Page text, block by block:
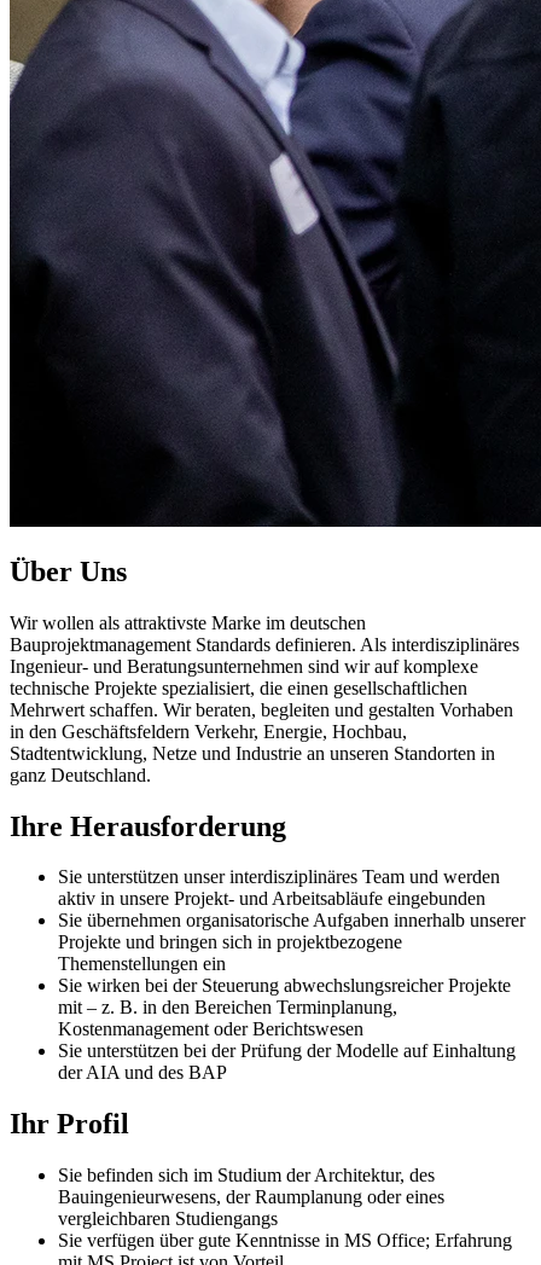
Über Uns
Wir wollen als attraktivste Marke im deutschen
Bauprojektmanagement Standards definieren. Als interdisziplinäres
Ingenieur- und Beratungsunternehmen sind wir auf komplexe
technische Projekte spezialisiert, die einen gesellschaftlichen
Mehrwert schaffen. Wir beraten, begleiten und gestalten Vorhaben
in den Geschäftsfeldern Verkehr, Energie, Hochbau,
Stadtentwicklung, Netze und Industrie an unseren Standorten in
ganz Deutschland.
Ihre Herausforderung
Sie unterstützen unser interdisziplinäres Team und werden
aktiv in unsere Projekt- und Arbeitsabläufe eingebunden
Sie übernehmen organisatorische Aufgaben innerhalb unserer
Projekte und bringen sich in projektbezogene
Themenstellungen ein
Sie wirken bei der Steuerung abwechslungsreicher Projekte
mit – z. B. in den Bereichen Terminplanung,
Kostenmanagement oder Berichtswesen
Sie unterstützen bei der Prüfung der Modelle auf Einhaltung
der AIA und des BAP
Ihr Profil
Sie befinden sich im Studium der Architektur, des
Bauingenieurwesens, der Raumplanung oder eines
vergleichbaren Studiengangs
Sie verfügen über gute Kenntnisse in MS Office; Erfahrung